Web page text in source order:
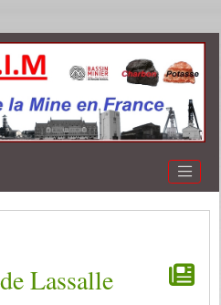
Lassalle